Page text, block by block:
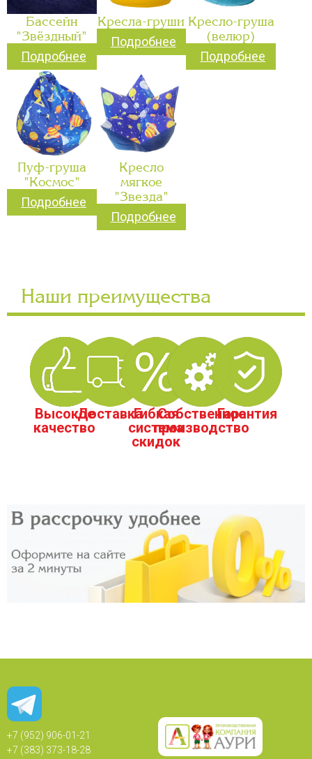
Бассейн
"Звёздный"
Подробнее
Кресла-груши
Подробнее
Кресло-груша
(велюр)
Подробнее
Пуф-груша
"Космос"
Подробнее
Кресло
мягкое
"Звезда"
Подробнее
Наши преимущества
Высокое
качество
ДоставкаГибкая
система
скидок
Собственное
производство
Гарантия
+7 (952) 906-01-21
+7 (383) 373-18-28